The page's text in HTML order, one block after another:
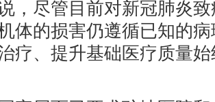
尽管目前对新冠肺炎致
体的损害仍遵循已知的
疗、提升基础医疗质量